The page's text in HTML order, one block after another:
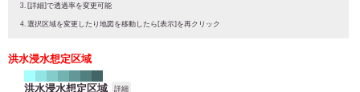
[詳細]で透過率を変更可能
選択区域を変更したり地図を移動したら[表示]を再クリック
洪水浸水想定区域
洪水浸水想定区域 詳細